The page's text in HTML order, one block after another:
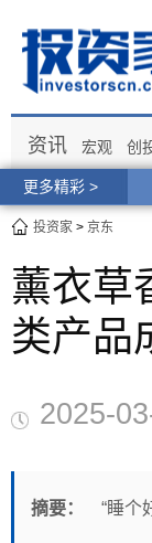
更多精彩 >
资讯 宏观 创
投资家 > 京东
薰衣草
类产品
2025-
摘要： “睡个